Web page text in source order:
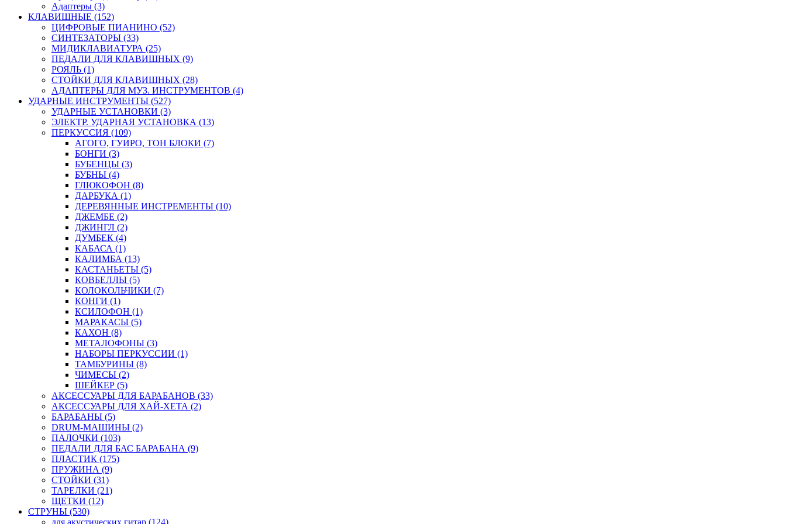
Адаптеры (3)
КЛАВИШНЫЕ (152)
ЦИФРОВЫЕ ПИАНИНО (52)
СИНТЕЗАТОРЫ (33)
МИДИКЛАВИАТУРА (25)
ПЕДАЛИ ДЛЯ КЛАВИШНЫХ (9)
РОЯЛЬ (1)
СТОЙКИ ДЛЯ КЛАВИШНЫХ (28)
АДАПТЕРЫ ДЛЯ МУЗ. ИНСТРУМЕНТОВ (4)
УДАРНЫЕ ИНСТРУМЕНТЫ (527)
УДАРНЫЕ УСТАНОВКИ (3)
ЭЛЕКТР. УДАРНАЯ УСТАНОВКА (13)
ПЕРКУССИЯ (109)
АГОГО, ГУИРО, ТОН БЛОКИ (7)
БОНГИ (3)
БУБЕНЦЫ (3)
БУБНЫ (4)
ГЛЮКОФОН (8)
ДАРБУКА (1)
ДЕРЕВЯННЫЕ ИНСТРЕМЕНТЫ (10)
ДЖЕМБЕ (2)
ДЖИНГЛ (2)
ДУМБЕК (4)
КАБАСА (1)
КАЛИМБА (13)
КАСТАНЬЕТЫ (5)
КОВБЕЛЛЫ (5)
КОЛОКОЛЬЧИКИ (7)
КОНГИ (1)
КСИЛОФОН (1)
МАРАКАСЫ (5)
КАХОН (8)
МЕТАЛОФОНЫ (3)
НАБОРЫ ПЕРКУССИИ (1)
ТАМБУРИНЫ (8)
ЧИМЕСЫ (2)
ШЕЙКЕР (5)
АКСЕССУАРЫ ДЛЯ БАРАБАНОВ (33)
АКСЕССУАРЫ ДЛЯ ХАЙ-ХЕТА (2)
БАРАБАНЫ (5)
DRUM-МАШИНЫ (2)
ПАЛОЧКИ (103)
ПЕДАЛИ ДЛЯ БАС БАРАБАНА (9)
ПЛАСТИК (175)
ПРУЖИНА (9)
СТОЙКИ (31)
ТАРЕЛКИ (21)
ЩЕТКИ (12)
СТРУНЫ (530)
для акустических гитар (124)